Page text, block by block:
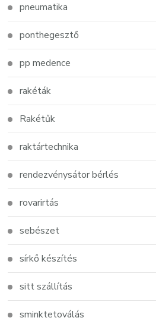
pneumatika
ponthegesztő
pp medence
rakéták
Rakétűk
raktártechnika
rendezvénysátor bérlés
rovarirtás
sebészet
sírkő készítés
sitt szállítás
sminktetoválás